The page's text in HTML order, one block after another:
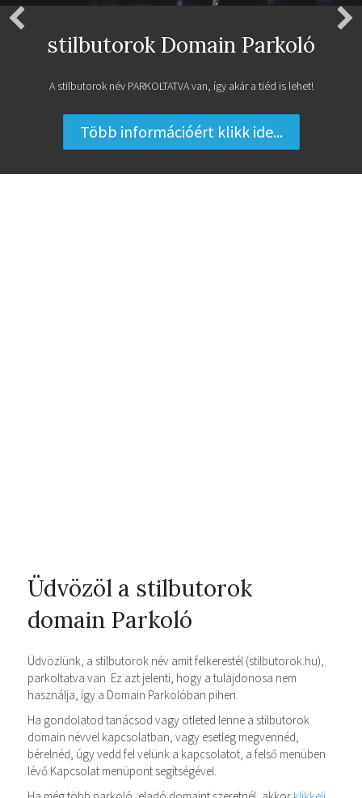
Legyen Ingyen Weboldalad
Ingyenes weboldal a MiniPortál, weboldal készítő rendszerrel!
Regisztrálok egy ingyenes weboldalt ...
Üdvözöl a stilbutorok
domain Parkoló
Üdvözlünk, a stilbutorok név amit felkerestél (stilbutorok.hu),
parkoltatva van. Ez azt jelenti, hogy a tulajdonosa nem
használja, így a Domain Parkolóban pihen.
Ha gondolatod tanácsod vagy ötleted lenne a stilbutorok
domain névvel kapcsolatban, vagy esetleg megvennéd,
bérelnéd, úgy vedd fel velünk a kapcsolatot, a felső menüben
lévő Kapcsolat menüpont segítségével.